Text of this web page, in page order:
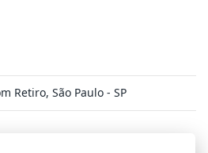
Retiro, São Paulo - SP